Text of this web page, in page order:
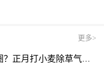
更多>
除草气温多少能打？ 全球短讯